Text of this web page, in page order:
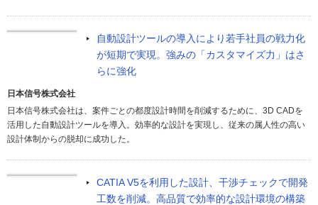
自動設計ツールの導入により若手社員の戦力化
が短期で実現。強みの「カスタマイズ力」はさ
らに強化
日本信号株式会社
日本信号株式会社は、案件ごとの都度設計時間を削減するために、3D CADを
活用した自動設計ツールを導入。効率的な設計を実現し、従来の属人性の高い
設計体制からの脱却に成功した。
CATIA V5を利用した設計、干渉チェックで開発
工数を削減。高品質で効率的な設計環境の構築